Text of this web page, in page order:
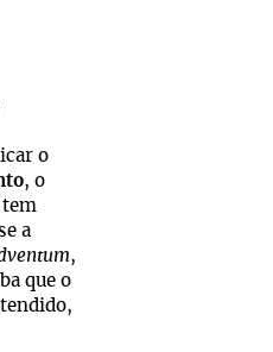
o
, o
tem
a
,
que o